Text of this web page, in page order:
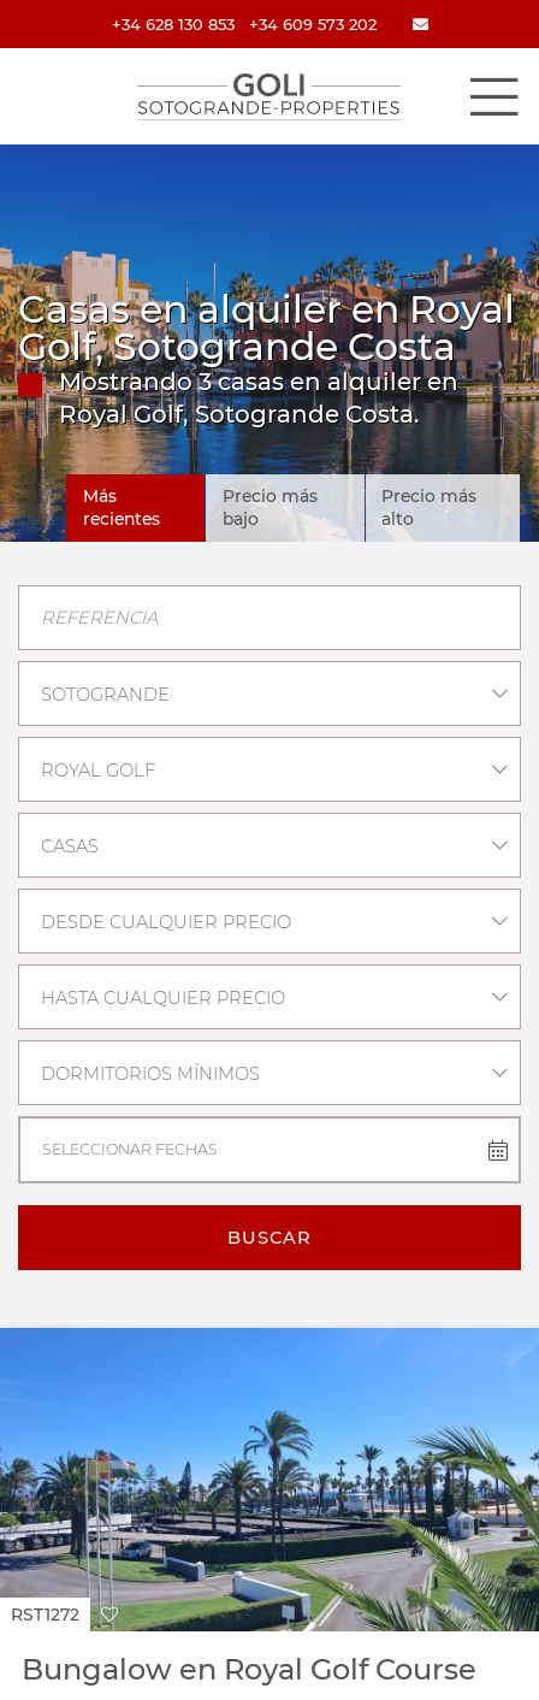
+34 628 130 853 +34 609 573 202
Casas en alquiler en Royal
Golf, Sotogrande Costa
Mostrando 3 casas en alquiler en
Royal Golf, Sotogrande Costa.
Más
recientes
Precio más
bajo
Precio más
alto
SOTOGRANDE
ROYAL GOLF
CASAS
DESDE CUALQUIER PRECIO
HASTA CUALQUIER PRECIO
DORMITORIOS MÍNIMOS
SELECCIONAR FECHAS
BUSCAR
RST1272
Bungalow en Royal Golf Course